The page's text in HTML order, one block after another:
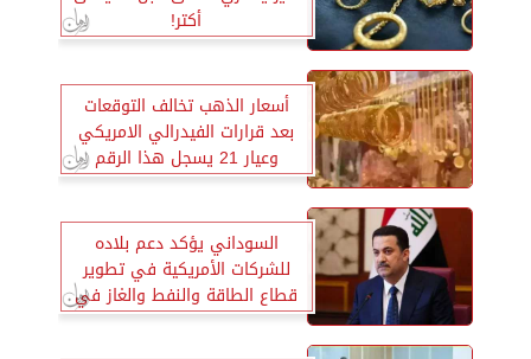
أكتر!
أسعار الذهب تخالف التوقعات
بعد قرارات الفيدرالي الامريكي
وعيار 21 يسجل هذا الرقم
السوداني يؤكد دعم بلاده
للشركات الأمريكية في تطوير
قطاع الطاقة والنفط والغاز في
العراق